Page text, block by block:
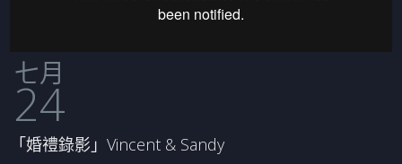
七月
24
「婚禮錄影」Vincent & Sandy